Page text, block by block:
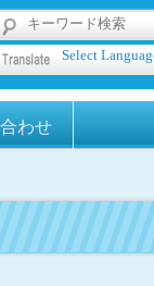
Select
わせ